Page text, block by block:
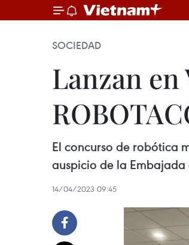
SOCIEDAD
Lanzan
El concurso de robótica
auspicio de la
14/04/2023 09:45